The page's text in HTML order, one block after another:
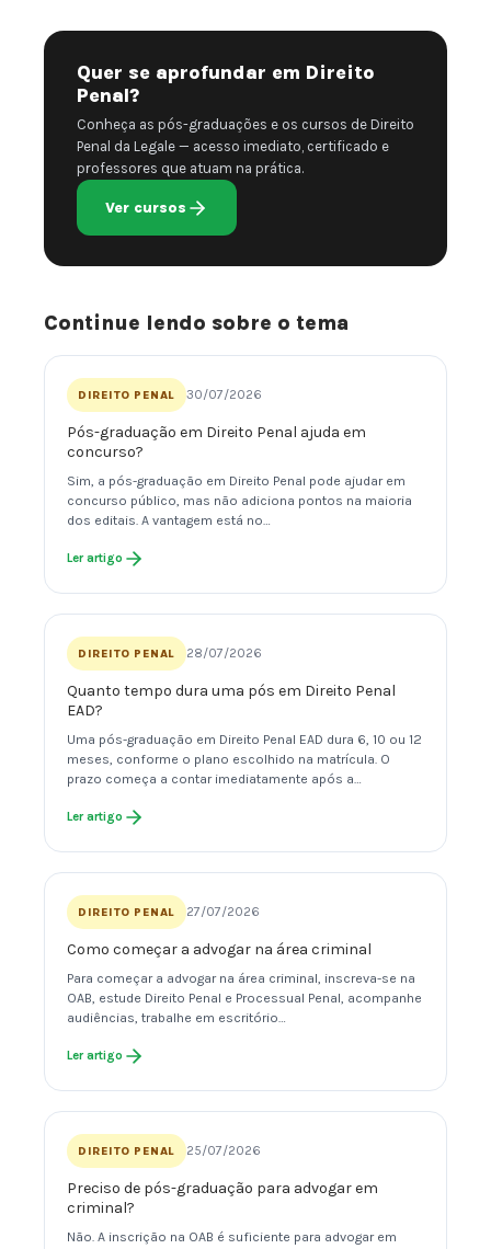
Quer se aprofundar em Direito
Penal?
Conheça as pós-graduações e os cursos de Direito
Penal da Legale — acesso imediato, certificado e
professores que atuam na prática.
Ver cursos
Continue lendo sobre o tema
DIREITO PENAL 30/07/2026
Pós-graduação em Direito Penal ajuda em
concurso?
Sim, a pós-graduação em Direito Penal pode ajudar em
concurso público, mas não adiciona pontos na maioria
dos editais. A vantagem está no…
Ler artigo
DIREITO PENAL 28/07/2026
Quanto tempo dura uma pós em Direito Penal
EAD?
Uma pós-graduação em Direito Penal EAD dura 6, 10 ou 12
meses, conforme o plano escolhido na matrícula. O
prazo começa a contar imediatamente após a…
Ler artigo
DIREITO PENAL 27/07/2026
Como começar a advogar na área criminal
Para começar a advogar na área criminal, inscreva-se na
OAB, estude Direito Penal e Processual Penal, acompanhe
audiências, trabalhe em escritório…
Ler artigo
DIREITO PENAL 25/07/2026
Preciso de pós-graduação para advogar em
criminal?
Não. A inscrição na OAB é suficiente para advogar em